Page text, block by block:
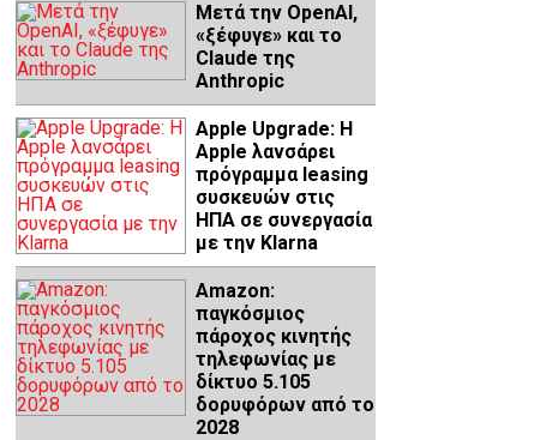
Μετά την OpenAI,
«ξέφυγε» και το
Claude της
Anthropic
Apple Upgrade: Η
Apple λανσάρει
πρόγραμμα leasing
συσκευών στις
ΗΠΑ σε συνεργασία
με την Klarna
Amazon:
παγκόσμιος
πάροχος κινητής
τηλεφωνίας με
δίκτυο 5.105
δορυφόρων από το
2028